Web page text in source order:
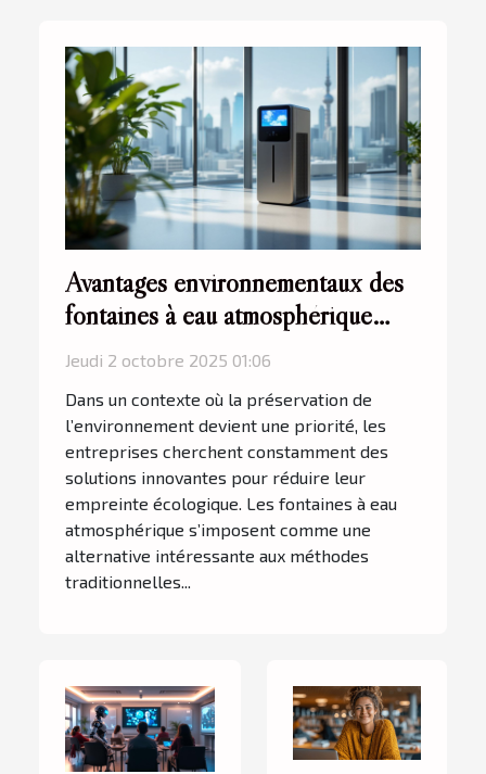
Avantages environnementaux des
fontaines à eau atmosphérique
pour les entreprises
Jeudi 2 octobre 2025 01:06
Dans un contexte où la préservation de
l’environnement devient une priorité, les
entreprises cherchent constamment des
solutions innovantes pour réduire leur
empreinte écologique. Les fontaines à eau
atmosphérique s’imposent comme une
alternative intéressante aux méthodes
traditionnelles...